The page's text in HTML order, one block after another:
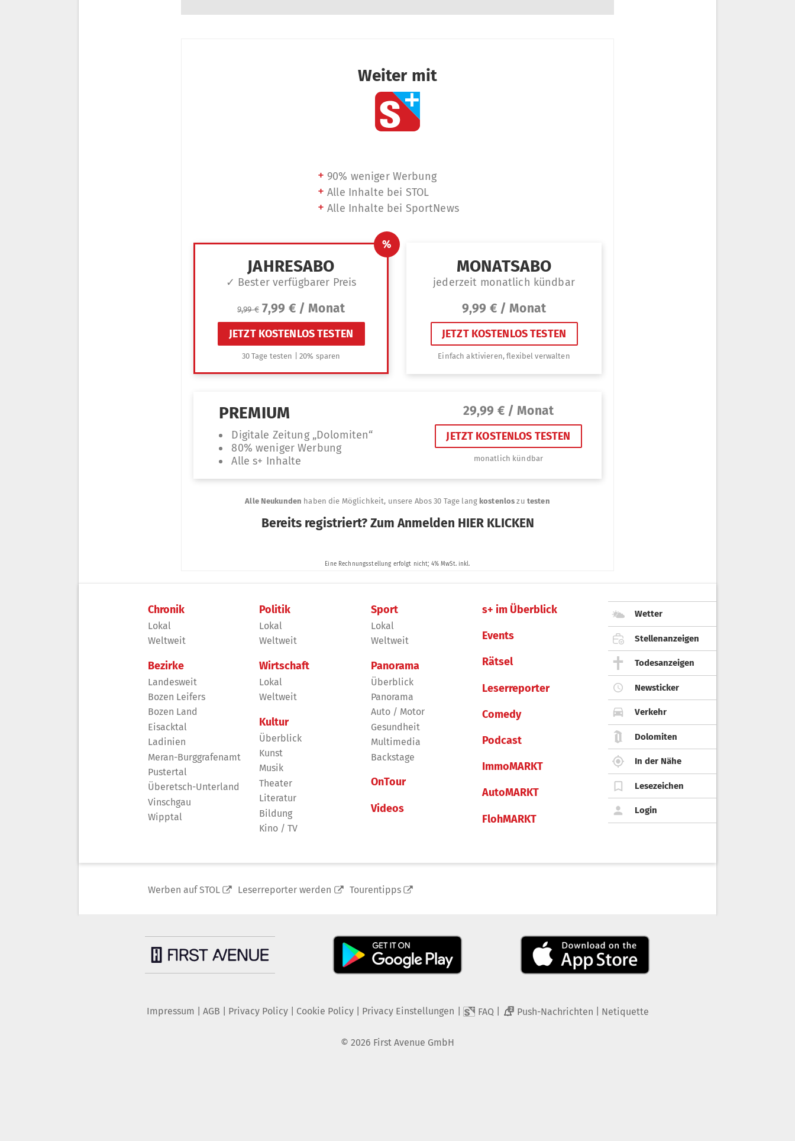
Chronik
Lokal
Weltweit
Bezirke
Landesweit
Bozen Leifers
Bozen Land
Eisacktal
Ladinien
Meran-Burggrafenamt
Pustertal
Überetsch-Unterland
Vinschgau
Wipptal
Politik
Lokal
Weltweit
Wirtschaft
Lokal
Weltweit
Kultur
Überblick
Kunst
Musik
Theater
Literatur
Bildung
Kino / TV
Sport
Lokal
Weltweit
Panorama
Überblick
Panorama
Auto / Motor
Gesundheit
Multimedia
Backstage
OnTour
Videos
s+ im Überblick
Events
Rätsel
Leserreporter
Comedy
Podcast
ImmoMARKT
AutoMARKT
FlohMARKT
Wetter
Stellenanzeigen
Todesanzeigen
Newsticker
Verkehr
Dolomiten
In der Nähe
Lesezeichen
Login
Werben auf STOL Leserreporter werden Tourentipps
Impressum AGB Privacy Policy| Cookie Policy| Privacy Einstellungen FAQ 2 Push-Nachrichten Netiquette
© 2026 First Avenue GmbH